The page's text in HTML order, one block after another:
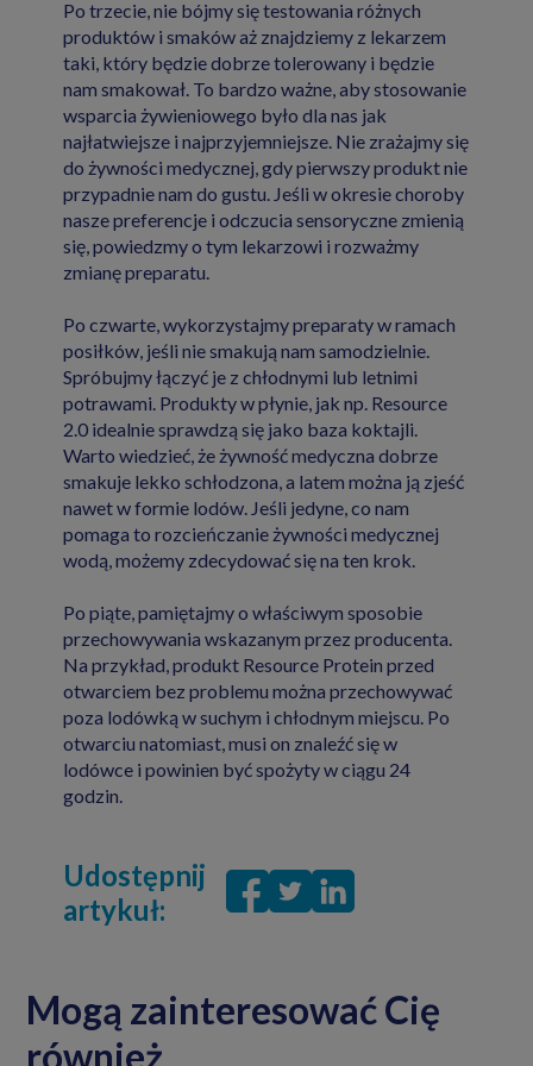
Po trzecie, nie bójmy się testowania różnych
produktów i smaków aż znajdziemy z lekarzem
taki, który będzie dobrze tolerowany i będzie
nam smakował. To bardzo ważne, aby stosowanie
wsparcia żywieniowego było dla nas jak
najłatwiejsze i najprzyjemniejsze. Nie zrażajmy się
do żywności medycznej, gdy pierwszy produkt nie
przypadnie nam do gustu. Jeśli w okresie choroby
nasze preferencje i odczucia sensoryczne zmienią
się, powiedzmy o tym lekarzowi i rozważmy
zmianę preparatu.
Po czwarte, wykorzystajmy preparaty w ramach
posiłków, jeśli nie smakują nam samodzielnie.
Spróbujmy łączyć je z chłodnymi lub letnimi
potrawami. Produkty w płynie, jak np. Resource
2.0 idealnie sprawdzą się jako baza koktajli.
Warto wiedzieć, że żywność medyczna dobrze
smakuje lekko schłodzona, a latem można ją zjeść
nawet w formie lodów. Jeśli jedyne, co nam
pomaga to rozcieńczanie żywności medycznej
wodą, możemy zdecydować się na ten krok.
Po piąte, pamiętajmy o właściwym sposobie
przechowywania wskazanym przez producenta.
Na przykład, produkt Resource Protein przed
otwarciem bez problemu można przechowywać
poza lodówką w suchym i chłodnym miejscu. Po
otwarciu natomiast, musi on znaleźć się w
lodówce i powinien być spożyty w ciągu 24
godzin.
Udostępnij
artykuł:
Mogą zainteresować Cię
również